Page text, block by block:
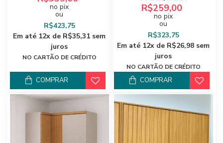
no pix
ou
R$423,75
Em até 12x de R$35,31 sem
juros
NO CARTÃO DE CRÉDITO
COMPRAR
R$259,00
no pix
ou
R$323,75
Em até 12x de R$26,98 sem
juros
NO CARTÃO DE CRÉDITO
COMPRAR